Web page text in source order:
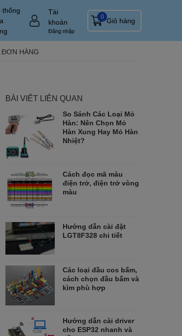
thống
Tài
khoản
Đăng nhập
Giỏ hàng
0
ĐƠN HÀNG
BÀI VIẾT LIÊN QUAN
So Sánh Các Loại Mỏ
Hàn: Nên Chọn Mỏ
Hàn Xung Hay Mỏ Hàn
Nhiệt?
Cách đọc mã màu
điện trở, điện trở vòng
màu
Hướng dẫn cài đặt
LGT8F328 chi tiết
Các loại đầu cos bấm,
cách chọn đầu bấm và
kìm phù hợp
Hướng dẫn cài driver
cho ESP32 nhanh và